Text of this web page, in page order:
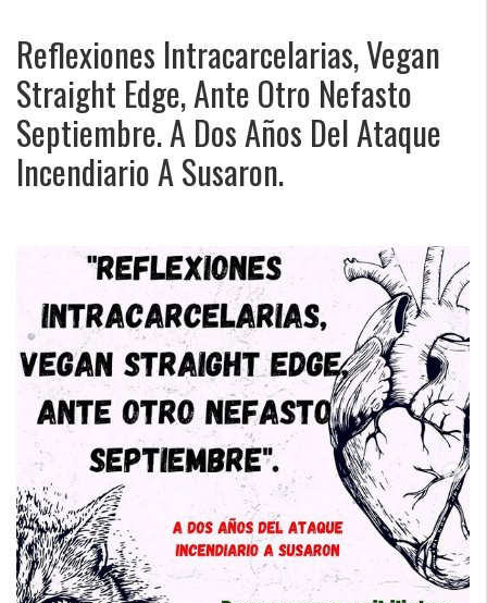
Reflexiones Intracarcelarias, Vegan
Straight Edge, Ante Otro Nefasto
Septiembre. A Dos Años Del Ataque
Incendiario A Susaron.